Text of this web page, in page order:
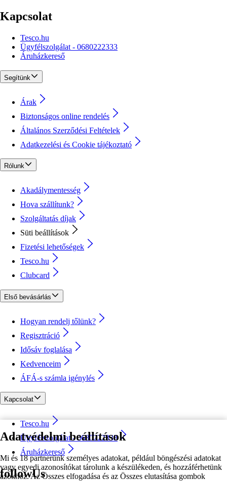
Adatvédelmi beállítások
Mi és 18 partnerünk személyes adatokat, például böngészési adatokat
vagy egyedi azonosítókat tárolunk a készülékeden, és hozzáférhetünk
azokhoz. Az Összes elfogadása és az Összes elutasítása gombok
Kapcsolat
Tesco.hu
Ügyfélszolgálat - 0680222333
Áruházkereső
Segítünk
Árak
Biztonságos online rendelés
Általános Szerződési Feltételek
Adatkezelési és Cookie tájékoztató
Rólunk
Akadálymentesség
Hova szállítunk?
Szolgáltatás díjak
Süti beállítások
Fizetési lehetőségek
Tesco.hu
Clubcard
Első bevásárlás
Hogyan rendelj tőlünk?
Regisztráció
Idősáv foglalása
Kedvenceim
ÁFÁ-s számla igénylés
Kapcsolat
Tesco.hu
Ügyfélszolgálat - 0680222333
Áruházkereső
followUs